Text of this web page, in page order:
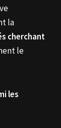
la
cherchant
le
les